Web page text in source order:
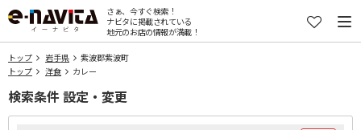
さぁ、今すぐ検索！
ナビタに掲載されている
地元のお店の情報が満載！
トップ 岩手県
紫波郡紫波町
トップ
洋食 カレー
検索条件 設定・変更